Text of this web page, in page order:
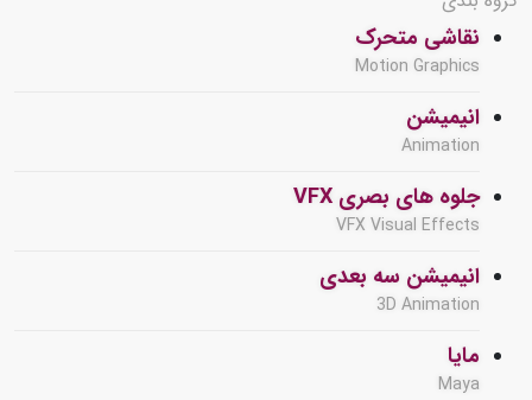
نقاشی متحرک
Motion Graphics
انیمیشن
Animation
جلوه های بصری VFX
VFX Visual Effects
انیمیشن سه بعدی
3D Animation
مایا
Maya